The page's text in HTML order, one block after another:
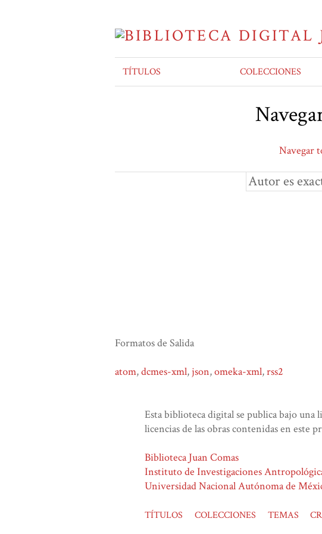
TÍTULOS COLECCIONES
Navegar
Autor es
Formatos de Salida
atom,dcmes-xml, json,omeka-xml,rss2
Esta biblioteca digital se publica bajo una
licencias de las obras contenidas en este
Biblioteca Juan Comas
Instituto de Investigaciones
Universidad Nacional Autónoma de
TÍTULOS COLECCIONES TEMAS